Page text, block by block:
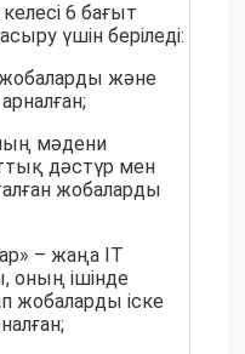
6 бағыт
үшін беріледі:
және
мәдени
дәстүр мен
жобаларды
– жаңа IT
оның ішінде
жобаларды іске